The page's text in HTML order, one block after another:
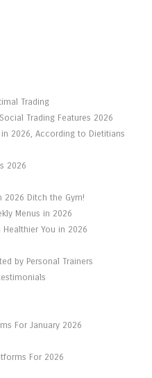
Trading
Trading Features 2026
2026, According to Dietitians
2026
2026 Ditch the Gym!
Menus in 2026
You in 2026
by Personal Trainers
For January 2026
For 2026